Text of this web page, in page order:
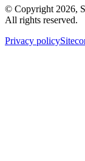
© Copyright 2026,
All rights reserved.
Privacy policy